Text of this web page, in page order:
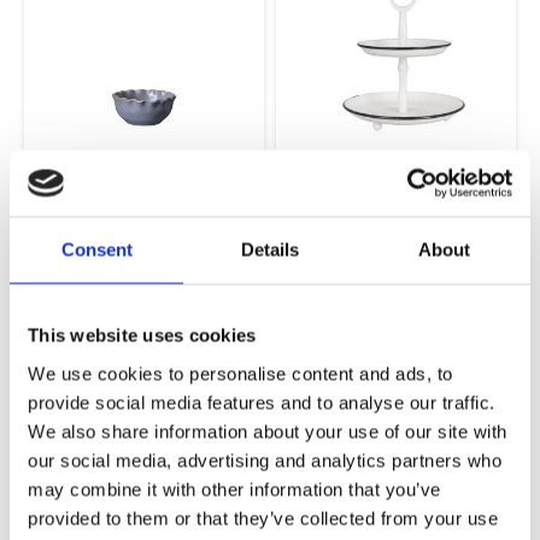
Consent Details About
This website uses cookies
We use cookies to personalise content and ads, to
provide social media features and to analyse our traffic.
We also share information about your use of our site with
our social media, advertising and analytics partners who
may combine it with other information that you’ve
provided to them or that they’ve collected from your use
109,00
Tvåvåningsfat Vit
Ø24 x H24,5 cm
359,00KR
NYHET
Lägg till i favoriter
NYHET
Lägg